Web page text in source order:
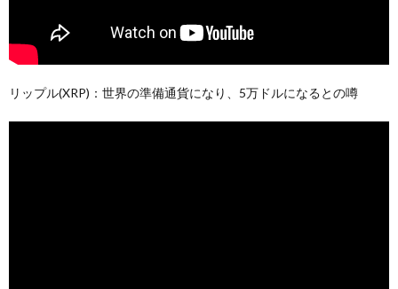
リップル(XRP)：世界の準備通貨になり、5万ドルになるとの噂